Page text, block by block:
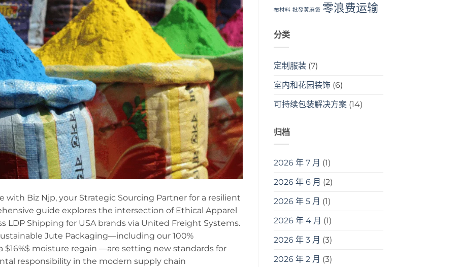
with Biz Njp, your Strategic Sourcing Partner for a resilient
guide explores the intersection of Ethical Apparel
LDP Shipping for USA brands via United Freight Systems.
Jute Packaging—including our 100%
$16%$ moisture regain —are setting new standards for
responsibility in the modern supply chain
布材料 批發黃麻袋 零浪费运输
分类
定制服装(7)
室内和花园装饰(6)
可持续包装解决方案(14)
归档
2026 年 7 月 (1)
2026 年 6 月 (2)
2026 年 5 月 (1)
2026 年 4 月 (1)
2026 年 3 月 (3)
2026 年 2 月 (3)